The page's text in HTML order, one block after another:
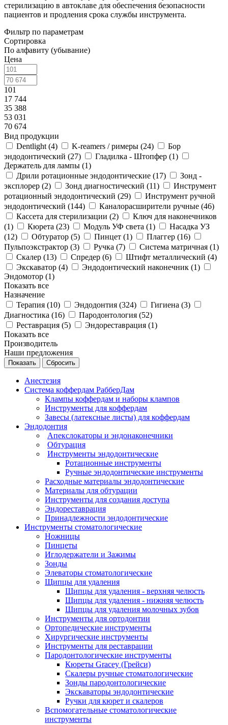
стерилизацию в автоклаве для обеспечения безопасности
пациентов и продления срока службы инструмента.
Фильтр по параметрам
Сортировка
По алфавиту (убывание)
Цена
101
17 744
35 388
53 031
70 674
Вид продукции
Dentlight (4) K-reamers / римеры (24)
Бор
эндодонтический (27) Гладилка - Штопфер (1)
Держатель для лампы (1)
Дрили ротационные эндодонтические (17)
Зонд -
эксплорер (2) Зонд диагностический (11)
Инструмент
ротационный эндодонтический (29)
Инструмент ручной
эндодонтический (144) Каналорасширители ручные (46)
Кассета для стерилизации (2)
Ключ для наконечников
(1) Кюрета (23) Модуль УФ света (1)
Насадка УЗ
(12) Обтуратор (5) Пинцет (1) Плаггер (16)
Пульпоэкстрактор (3) Ручка (7) Система матричная (1)
Скалер (13) Спредер (6) Штифт металлический (4)
Экскаватор (4) Эндодонтический наконечник (1)
Эндомотор (1)
Показать все
Назначение
Терапия (10) Эндодонтия (324) Гигиена (3)
Диагностика (16) Пародонтология (52)
Реставрация (5) Эндореставрация (1)
Показать все
Производитель
Наши предложения
Сбросить
Анестезия
Система коффердам РабберДам
Клампы коффердам и наборы клампов
Инструменты для коффердам
Завесы (латексные листы) для коффердам
Эндодонтия
Апекслокаторы и эндонаконечники
Обтурация
Инструменты эндодонтические
Ротационные инструменты
Ручные эндодонтические инструменты
Расходные материалы эндодонтические
Материалы для обтурации
Инструменты для создания доступа
Эндореставрация
Принадлежности эндодонтические
Инструменты стоматологические
Ножницы
Пинцеты
Иглодержатели и Зажимы
Зонды
Элеваторы стоматологические
Щипцы для удаления
Щипцы для удаления - верхняя челюсть
Щипцы для удаления - нижняя челюсть
Щипцы для удаления молочных зубов
Инструменты для ортодонтии
Ортопедические инструменты
Хирургические инструменты
Инструменты для реставрации
Пародонтологические инструменты
Кюреты Gracey (Грейси)
Скалеры ручные стоматологические
Зонды пародонтологические
Экскаваторы эндодонтические
Ручки для кюрет и скалеров
Вспомогательные стоматологические
инструменты